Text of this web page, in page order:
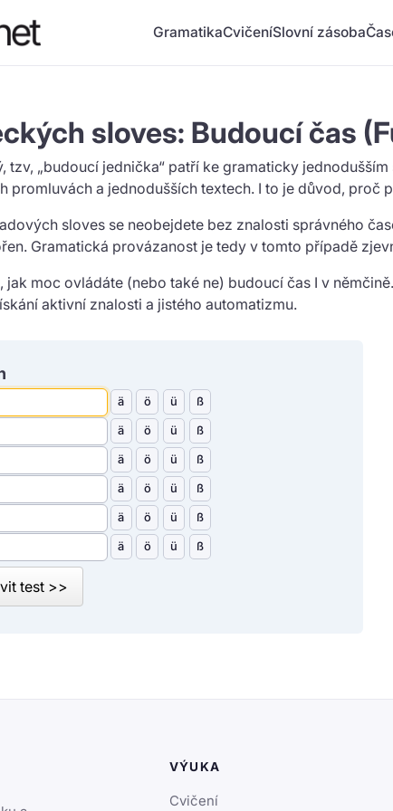
GramatikaCvičeníSlovní zásoba
sloves: Budoucí čas
tzv, „budoucí jednička“ patří ke gramaticky
promluvách a jednodušších textech. I to je důvod, proč
sloves se neobejdete bez znalosti správného
Gramatická provázanost je tedy v tomto případě
jak moc ovládáte (nebo také ne) budoucí čas I v
aktivní znalosti a jistého automatizmu.
ä ö ü ß
ä ö ü ß
ä ö ü ß
ä ö ü ß
ä ö ü ß
ä ö ü ß
test >>
VÝUKA
Cvičení